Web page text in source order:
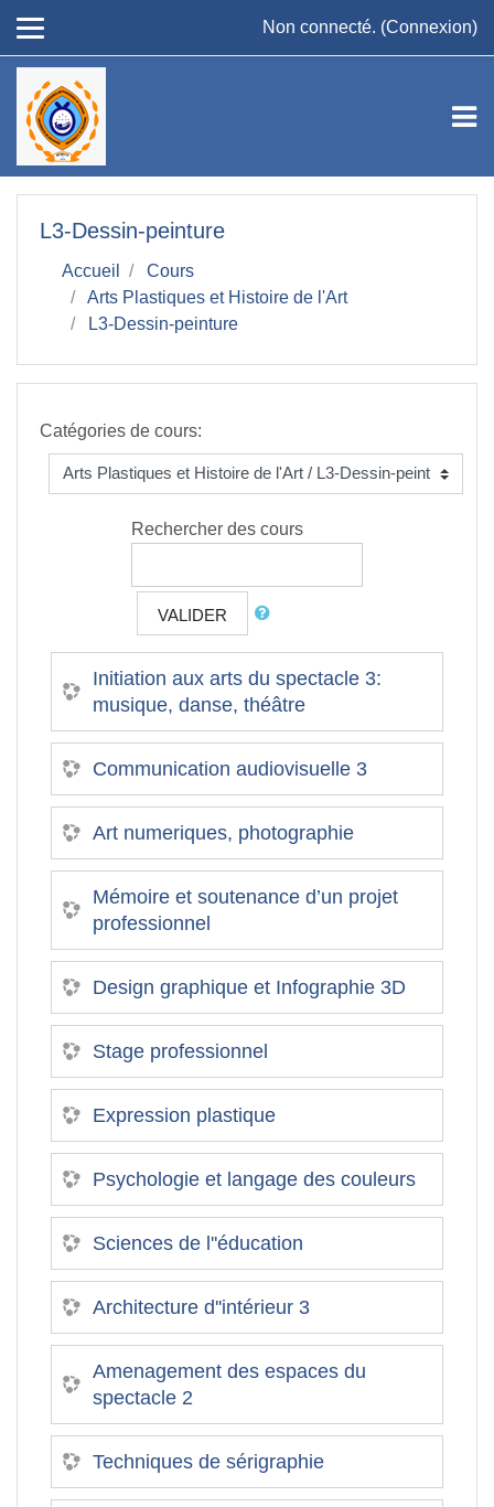
Non connecté. (Connexion)
L3-Dessin-peinture
Accueil
Cours
Arts Plastiques et Histoire de l'Art
L3-Dessin-peinture
Catégories de cours:
Rechercher des cours
VALIDER
Initiation aux arts du spectacle 3:
musique, danse, théâtre
Communication audiovisuelle 3
Art numeriques, photographie
Mémoire et soutenance d’un projet
professionnel
Design graphique et Infographie 3D
Stage professionnel
Expression plastique
Psychologie et langage des couleurs
Sciences de l''éducation
Architecture d''intérieur 3
Amenagement des espaces du
spectacle 2
Techniques de sérigraphie